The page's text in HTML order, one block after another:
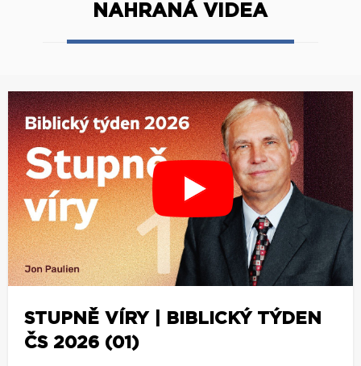
NAHRANÁ VIDEA
STUPNĚ VÍRY | BIBLICKÝ TÝDEN
ČS 2026 (01)